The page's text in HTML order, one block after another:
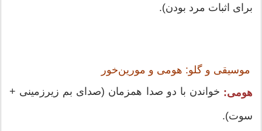
برای اثبات مرد بودن).
موسیقی و گلو: هومی و مورین‌خور
هومی: خواندن با دو صدا همزمان (صدای بم زیرزمینی +
سوت).